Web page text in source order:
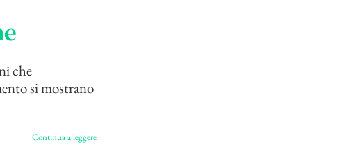
che
si mostrano
Continua a leggere